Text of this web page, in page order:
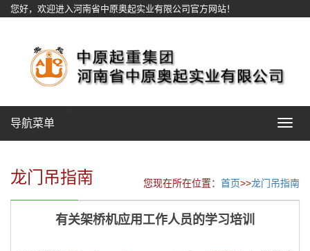
您好，欢迎进入河南省中原奥起实业有限公司官方网站！
Toggle
导航菜单
龙门吊指南 您现在所在位置： 首页>>龙门吊指南
有关架桥机应用工作人员的学习培训